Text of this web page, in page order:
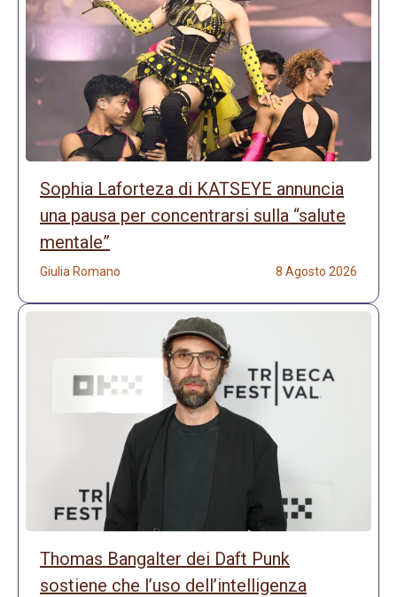
Sophia Laforteza di KATSEYE annuncia
una pausa per concentrarsi sulla “salute
mentale”
Giulia Romano 8 Agosto 2026
Thomas Bangalter dei Daft Punk
sostiene che l’uso dell’intelligenza